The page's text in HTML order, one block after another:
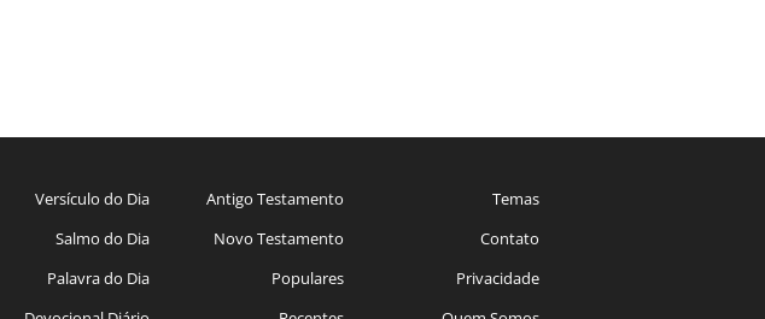
Versículo do Dia
Salmo do Dia
Palavra do Dia
Antigo Testamento
Novo Testamento
Populares
Temas
Contato
Privacidade